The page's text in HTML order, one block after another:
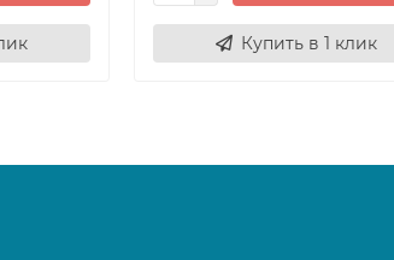
Купить в 1 клик